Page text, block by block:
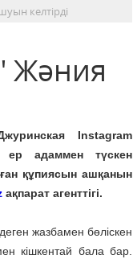
келтірді
Жәния
Instagram
ер адаммен түскен
құпиясын ашқанын
ақпарат агенттігі.
жазбамен бөліскен
кішкентай бала бар.